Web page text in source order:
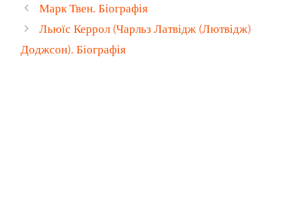
Марк Твен. Біографія
Льюїс Керрол (Чарльз Латвідж (Лютвідж)
Доджсон). Біографія